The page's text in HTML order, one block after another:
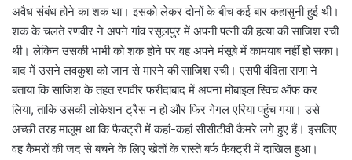
अवैध संबंध होने का शक था। इसको लेकर दोनों के बीच कई बार कहासुनी हुई थी।
शक के चलते रणवीर ने अपने गांव रसूलपुर में अपनी पत्नी की हत्या की साजिश रची
थी। लेकिन उसकी भाभी को शक होने पर वह अपने मंसूबे में कामयाब नहीं हो सका।
बाद में उसने लवकुश को जान से मारने की साजिश रची। एसपी वंदिता राणा ने
बताया कि साजिश के तहत रणवीर फरीदाबाद में अपना मोबाइल स्विच ऑफ कर
लिया, ताकि उसकी लोकेशन ट्रैस न हो और फिर गेगल एरिया पहुंच गया। उसे
अच्छी तरह मालूम था कि फैक्ट्री में कहां-कहां सीसीटीवी कैमरे लगे हुए हैं। इसलिए
वह कैमरों की जद से बचने के लिए खेतों के रास्ते बर्फ फैक्ट्री में दाखिल हुआ।